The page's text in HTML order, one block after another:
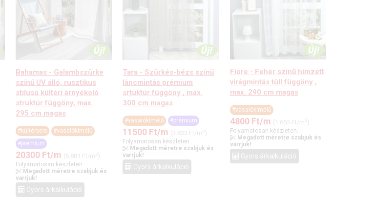
Bahamas - Galambszürke
színű UV álló, rusztikus
stílusú kültéri árnyékoló
struktúr függöny, max.
295 cm magas
#kültérbeis
#vasalókímélő
#prémium
20300 Ft/m (6.881 Ft/m )
Folyamatosan készleten.
Megadott méretre szabjuk és
varrjuk!
Gyors árkalkuláció
Tara - Szürkés-bézs színű
láncmintás prémium
srtuktúr függöny , max.
300 cm magas
#vasalókímélő #prémium
11500 Ft/m (3.833 Ft/m )
Folyamatosan készleten.
Megadott méretre szabjuk és
varrjuk!
Gyors árkalkuláció
Fiore - Fehér színű hímzett
virágmintás tüll függöny ,
max. 290 cm magas
#vasalókímélő
4800 Ft/m (1.655 Ft/m2 )
Folyamatosan készleten.
Megadott méretre szabjuk és
varrjuk!
Gyors árkalkuláció